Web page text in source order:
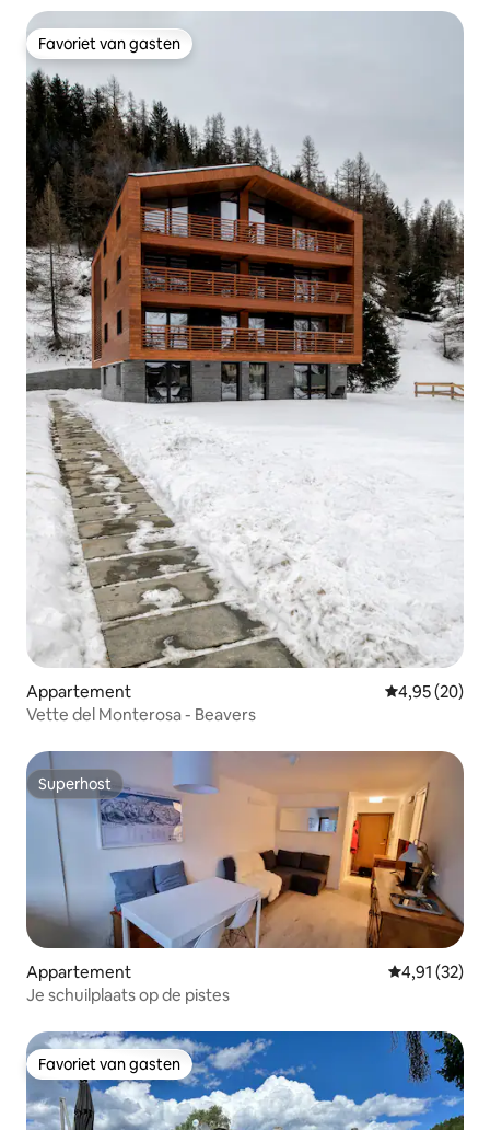
Favoriet van gasten
Favoriet van gasten
Appartement Gemiddelde
4,95 (20)
Vette del Monterosa - Beavers
Superhost
Superhost
Appartement Gemiddelde
4,91 (32)
Je schuilplaats op de pistes
Favoriet van gasten
Favoriet van gasten